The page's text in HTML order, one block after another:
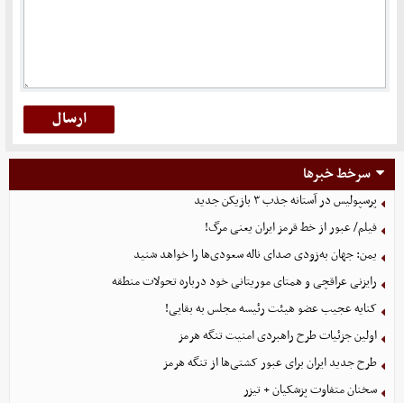
سرخط خبرها
پرسپولیس در آستانه جذب ۳ بازیکن جدید
فیلم/ عبور از خط قرمز ایران یعنی مرگ!
یمن: جهان به‌زودی صدای ناله سعودی‌ها را خواهد شنید
رایزنی عراقچی و همتای موریتانی خود درباره تحولات منطقه
کنایه عجیب عضو هیئت رئیسه مجلس به بقایی!
اولین جزئیات طرح راهبردی امنیت تنگه هرمز
طرح جدید ایران برای عبور کشتی‌ها از تنگه هرمز
سخنان متفاوت پزشکیان + تیزر